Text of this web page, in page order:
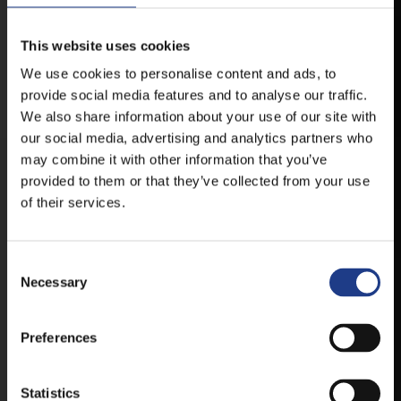
This website uses cookies
We use cookies to personalise content and ads, to
provide social media features and to analyse our traffic.
We also share information about your use of our site with
our social media, advertising and analytics partners who
may combine it with other information that you’ve
provided to them or that they’ve collected from your use
of their services.
Necessary
Preferences
Statistics
TÖLTSE LE APPLIKÁCIÓNKAT, HOGY
ELSŐ KÉZBŐL ÉRTESÜLHESSEN
LEGFRISSEBB HÍREINKRŐL,
FELLÉPŐKRŐL, ESŐ ESETÉN
HELYSZÍNVÁLTOZÁSRÓL.
ELÉRHETŐ ANDROID ÉS IOS RENDSZEREKRE AZ
ISMERT HELYEKEN, VAGY IDE KATTINTVA :